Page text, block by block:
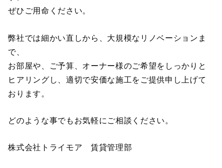
ぜひご用命ください。
弊社では細かい直しから、大規模なリノベーションま
で、
お部屋や、ご予算、オーナー様のご希望をしっかりと
ヒアリングし、適切で安価な施工をご提供申し上げて
おります。
どのような事でもお気軽にご相談ください。
株式会社トライモア 賃貸管理部